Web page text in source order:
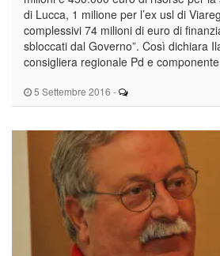
5 Settembre 2016 -
di Lucca, 1 milione per l’ex usl di
complessivi 74 milioni di euro di
sbloccati dal Governo”. Così dichiara
consigliera regionale Pd e